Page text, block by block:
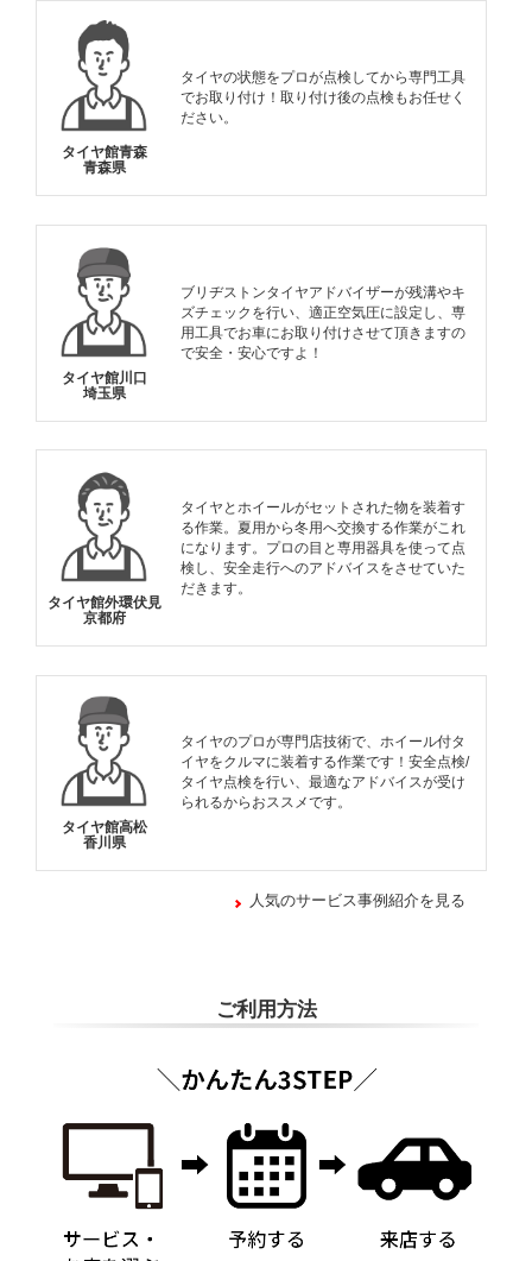
タイヤ館青森
青森県
タイヤの状態をプロが点検してから専門工具
でお取り付け！取り付け後の点検もお任せく
ださい。
タイヤ館川口
埼玉県
ブリヂストンタイヤアドバイザーが残溝やキ
ズチェックを行い、適正空気圧に設定し、専
用工具でお車にお取り付けさせて頂きますの
で安全・安心ですよ！
タイヤ館外環伏見
京都府
タイヤとホイールがセットされた物を装着す
る作業。夏用から冬用へ交換する作業がこれ
になります。プロの目と専用器具を使って点
検し、安全走行へのアドバイスをさせていた
だきます。
タイヤ館高松
香川県
タイヤのプロが専門店技術で、ホイール付タ
イヤをクルマに装着する作業です！安全点検/
タイヤ点検を行い、最適なアドバイスが受け
られるからおススメです。
人気のサービス事例紹介を見る
ご利用方法